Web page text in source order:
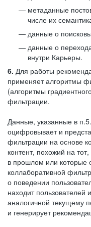
метаданные
числе их
данные о
данные о
внутри Карьеры.
6. Для работы
применяет алгоритмы
(алгоритмы
фильтрации.
Данные, указанные в
оцифровывает и
фильтрации на основе
контент, похожий на
в прошлом или которые
коллаборативной
о поведении
находит пользователей
аналогичной текущему
и генерирует